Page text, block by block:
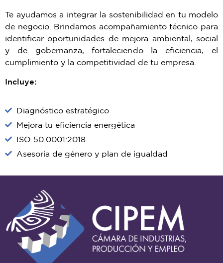
Te ayudamos a integrar la sostenibilidad en tu modelo
de negocio. Brindamos acompañamiento técnico para
identificar oportunidades de mejora ambiental, social
y de gobernanza, fortaleciendo la eficiencia, el
cumplimiento y la competitividad de tu empresa.
Incluye:
Diagnóstico estratégico
Mejora tu eficiencia energética
ISO 50.0001:2018
Asesoría de género y plan de igualdad